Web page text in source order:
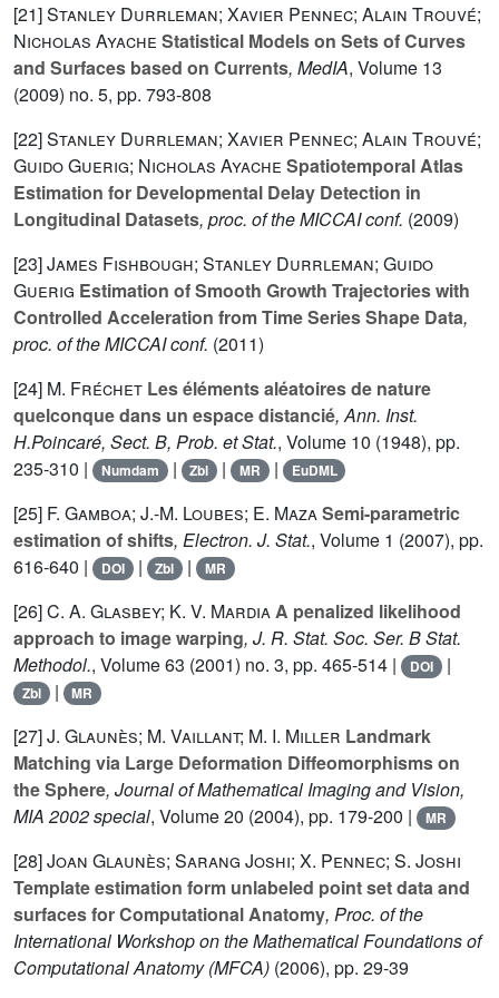
[21]Stanley Durrleman; Xavier Pennec; Alain Trouvé;
Nicholas Ayache Statistical Models on Sets of Curves
and Surfaces based on Currents, MedIA, Volume 13
(2009) no. 5, pp. 793-808
[22]Stanley Durrleman; Xavier Pennec; Alain Trouvé;
Guido Guerig; Nicholas Ayache Spatiotemporal Atlas
Estimation for Developmental Delay Detection in
Longitudinal Datasets, proc. of theMICCAI conf. (2009)
[23]James Fishbough; Stanley Durrleman; Guido
Guerig Estimation of Smooth Growth Trajectories with
Controlled Acceleration from Time Series Shape Data,
proc. of theMICCAI conf. (2011)
[24] M. Fréchet Les éléments aléatoires de nature
quelconque dans un espace distancié, Ann. Inst.
H.Poincaré, Sect. B, Prob. et Stat., Volume 10 (1948), pp.
235-310 |
Numdam | Zbl | MR | EuDML
[25] F. Gamboa; J.-M. Loubes; E. MazaSemi-parametric
estimation of shifts, Electron. J. Stat., Volume 1 (2007), pp.
616-640 |
DOI | Zbl | MR
[26]C. A. Glasbey; K. V. MardiaA penalized likelihood
approach to image warping, J. R. Stat. Soc. Ser. B Stat.
Methodol., Volume 63 (2001) no. 3, pp. 465-514 | DOI |
Zbl | MR
[27]J. Glaunès; M. Vaillant; M. I. Miller Landmark
Matching via Large Deformation Diffeomorphisms on
the Sphere, Journal of Mathematical Imaging and Vision,
MIA 2002 special, Volume 20 (2004), pp. 179-200 | MR
[28]Joan Glaunès; Sarang Joshi; X. Pennec; S. Joshi
Template estimation form unlabeled point set data and
surfaces for Computational Anatomy, Proc. of the
International Workshop on the Mathematical Foundations of
Computational Anatomy (MFCA) (2006), pp. 29-39